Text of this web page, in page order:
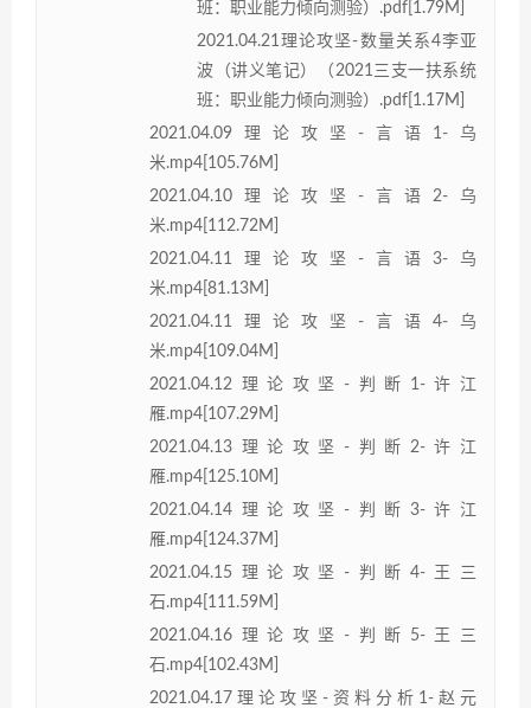
班：职业能力倾向测验）.pdf[1.79M]
2021.04.21理论攻坚-数量关系4李亚
波（讲义笔记）（2021三支一扶系统
班：职业能力倾向测验）.pdf[1.17M]
2021.04.09理论攻坚-言语1-乌
米.mp4[105.76M]
2021.04.10理论攻坚-言语2-乌
米.mp4[112.72M]
2021.04.11理论攻坚-言语3-乌
米.mp4[81.13M]
2021.04.11理论攻坚-言语4-乌
米.mp4[109.04M]
2021.04.12理论攻坚-判断1-许江
雁.mp4[107.29M]
2021.04.13理论攻坚-判断2-许江
雁.mp4[125.10M]
2021.04.14理论攻坚-判断3-许江
雁.mp4[124.37M]
2021.04.15理论攻坚-判断4-王三
石.mp4[111.59M]
2021.04.16理论攻坚-判断5-王三
石.mp4[102.43M]
2021.04.17理论攻坚-资料分析1-赵元